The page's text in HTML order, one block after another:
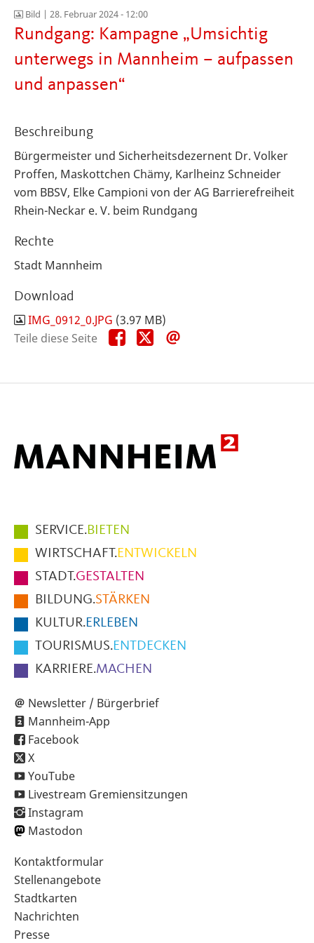
Bild | 28. Februar 2024 - 12:00
Rundgang: Kampagne „Umsichtig
unterwegs in Mannheim – aufpassen
und anpassen“
Beschreibung
Bürgermeister und Sicherheitsdezernent Dr. Volker
Proffen, Maskottchen Chämy, Karlheinz Schneider
vom BBSV, Elke Campioni von derAG Barrierefreiheit
Rhein-Neckar e. V. beim Rundgang
Rechte
Stadt Mannheim
Download
IMG_0912_0.JPG (3.97 MB)
Teile diese Seite
Teile
diese
Teile
diese
Hauptmenüpunkte
im
Fußbereich
der
Seite
SERVICE.BIETEN
WIRTSCHAFT.ENTWICKELN
STADT.GESTALTEN
BILDUNG.STÄRKEN
KULTUR.ERLEBEN
TOURISMUS.ENTDECKEN
KARRIERE.MACHEN
Newsletter / Bürgerbrief
Mannheim-App
Facebook
X
YouTube
Livestream Gremiensitzungen
Instagram
Mastodon
Sekundärnavigation
im
Fußbereich
Kontaktformular
Stellenangebote
Stadtkarten
Nachrichten
Presse